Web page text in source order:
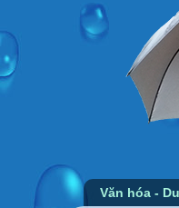
Văn hóa -